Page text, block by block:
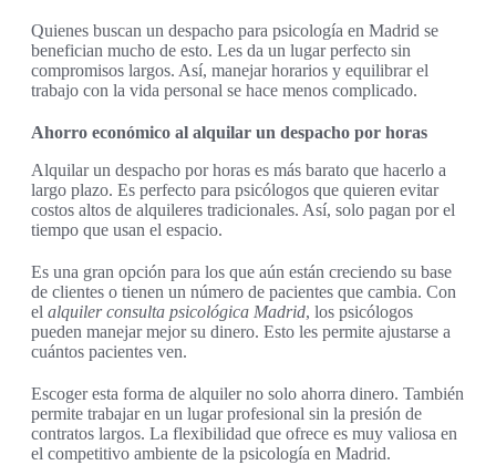
Quienes buscan un despacho para psicología en Madrid se
benefician mucho de esto. Les da un lugar perfecto sin
compromisos largos. Así, manejar horarios y equilibrar el
trabajo con la vida personal se hace menos complicado.
Ahorro económico al alquilar un despacho por horas
Alquilar un despacho por horas es más barato que hacerlo a
largo plazo. Es perfecto para psicólogos que quieren evitar
costos altos de alquileres tradicionales. Así, solo pagan por el
tiempo que usan el espacio.
Es una gran opción para los que aún están creciendo su base
de clientes o tienen un número de pacientes que cambia. Con
el alquiler consulta psicológica Madrid, los psicólogos
pueden manejar mejor su dinero. Esto les permite ajustarse a
cuántos pacientes ven.
Escoger esta forma de alquiler no solo ahorra dinero. También
permite trabajar en un lugar profesional sin la presión de
contratos largos. La flexibilidad que ofrece es muy valiosa en
el competitivo ambiente de la psicología en Madrid.